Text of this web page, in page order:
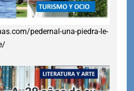
pedernal-una-piedra-le-